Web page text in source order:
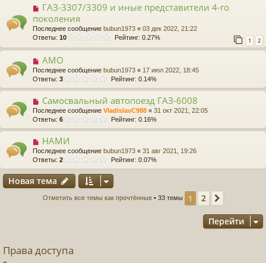
ГАЗ-3307/3309 и иные представители 4-го
поколения
Последнее сообщение bubun1973 « 03 дек 2022, 21:22
Ответы: 10 1 2
Рейтинг: 0.27%
АМО
Последнее сообщение bubun1973 « 17 июл 2022, 18:45
Ответы: 3 Рейтинг: 0.14%
Самосвальный автопоезд ГАЗ-6008
Последнее сообщение VladislavC988 « 31 окт 2021, 22:05
Ответы: 6 Рейтинг: 0.16%
НАМИ
Последнее сообщение bubun1973 « 31 авг 2021, 19:26
Ответы: 2 Рейтинг: 0.07%
Новая тема
Отметить все темы как прочтённые • 33 темы 1 2
Перейти
Права доступа